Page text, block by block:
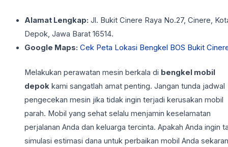
Alamat Lengkap: Jl. Bukit Cinere Raya No.27, Cinere,
Depok, Jawa Barat 16514.
Google Maps: Cek Peta Lokasi Bengkel BOS Bukit
Melakukan perawatan mesin berkala di bengkel mobil
depokkami sangatlah amat penting. Jangan tunda jadwal
pengecekan mesin jika tidak ingin terjadi kerusakan mobil
parah. Mobil yang sehat selalu menjamin keselamatan
perjalanan Anda dan keluarga tercinta. Apakah Anda ingin
simulasi estimasi dana untuk perbaikan mobil Anda